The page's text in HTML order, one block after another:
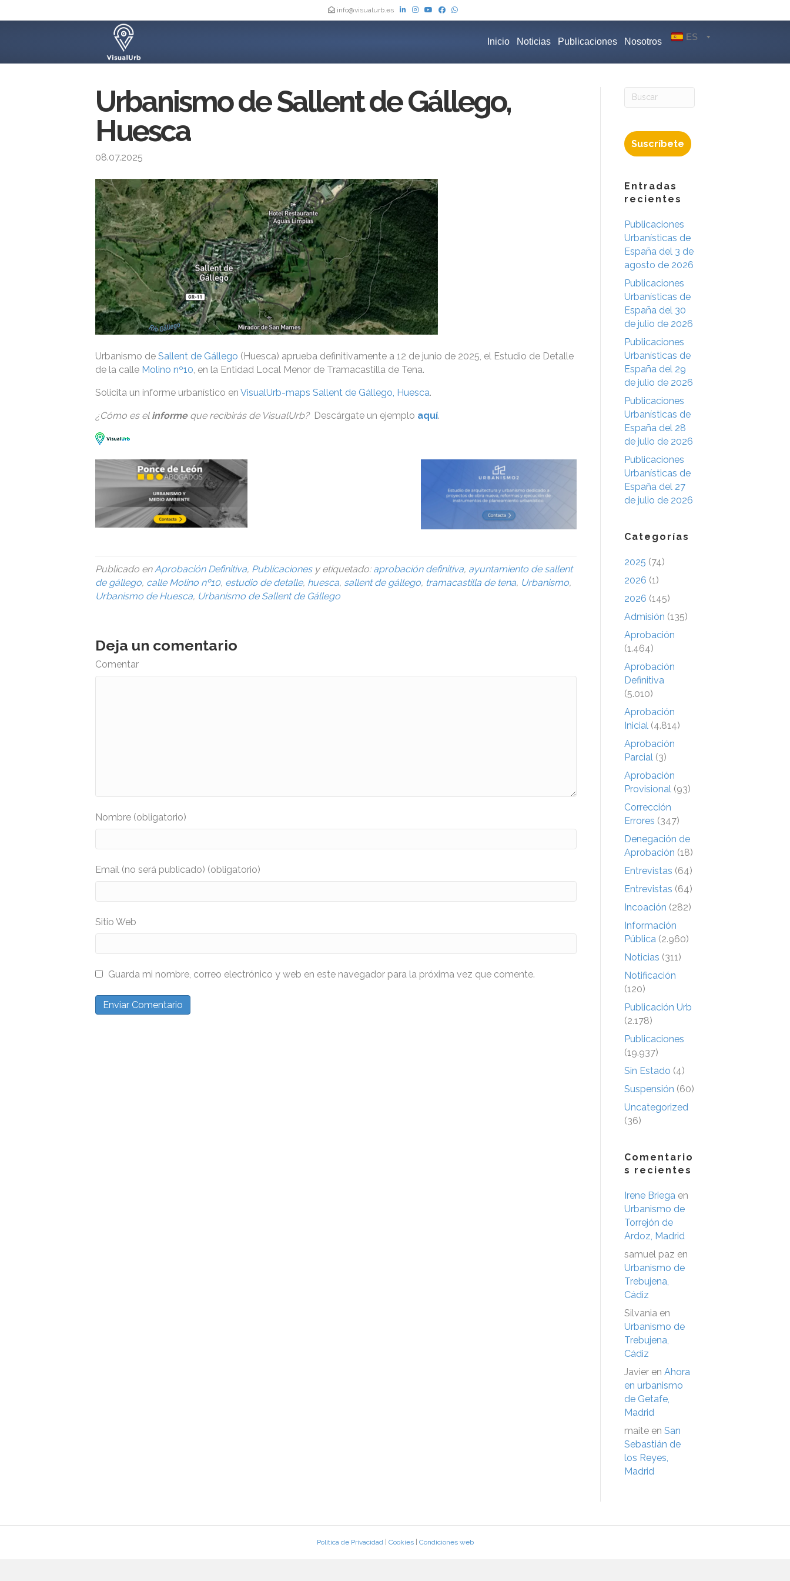
info@visualurb.es
Inicio Noticias Publicaciones Nosotros ES
Urbanismo de Sallent de Gállego,
Huesca
08.07.2025
Urbanismo de Sallent de Gállego (Huesca) aprueba definitivamente a 12 de junio de 2025, el Estudio de Detalle
de la calle Molino nº10, en la Entidad Local Menor de Tramacastilla de Tena.
Solicita un informe urbanístico en VisualUrb-maps Sallent de Gállego, Huesca.
¿Cómo es el informe que recibirás de VisualUrb?Descárgate un ejemplo aquí.
Publicado enAprobación Definitiva, Publicacionesy etiquetado: aprobación definitiva, ayuntamiento de sallent
de gállego, calle Molino nº10, estudio de detalle, huesca, sallent de gállego, tramacastilla de tena, Urbanismo,
Urbanismo de Huesca, Urbanismo de Sallent de Gállego
Deja un comentario
Comentar
Nombre (obligatorio)
Email (no será publicado) (obligatorio)
Sitio Web
Guarda mi nombre, correo electrónico y web en este navegador para la próxima vez que comente.
Suscríbete
Entradas
recientes
Publicaciones
Urbanísticas de
España del 3 de
agosto de 2026
Publicaciones
Urbanísticas de
España del 30
de julio de 2026
Publicaciones
Urbanísticas de
España del 29
de julio de 2026
Publicaciones
Urbanísticas de
España del 28
de julio de 2026
Publicaciones
Urbanísticas de
España del 27
de julio de 2026
Categorías
2025 (74)
2026 (1)
2026 (145)
Admisión (135)
Aprobación
(1.464)
Aprobación
Definitiva
(5.010)
Aprobación
Inicial (4.814)
Aprobación
Parcial (3)
Aprobación
Provisional (93)
Corrección
Errores (347)
Denegación de
Aprobación (18)
Entrevistas (64)
Entrevistas (64)
Incoación (282)
Información
Pública (2.960)
Noticias (311)
Notificación
(120)
Publicación Urb
(2.178)
Publicaciones
(19.937)
Sin Estado (4)
Suspensión (60)
Uncategorized
(36)
Comentario
s recientes
Irene Briega en
Urbanismo de
Torrejón de
Ardoz, Madrid
samuel paz en
Urbanismo de
Trebujena,
Cádiz
Silvania en
Urbanismo de
Trebujena,
Cádiz
Javier en Ahora
en urbanismo
de Getafe,
Madrid
maite en San
Sebastián de
los Reyes,
Madrid
Política de Privacidad| Cookies| Condiciones web